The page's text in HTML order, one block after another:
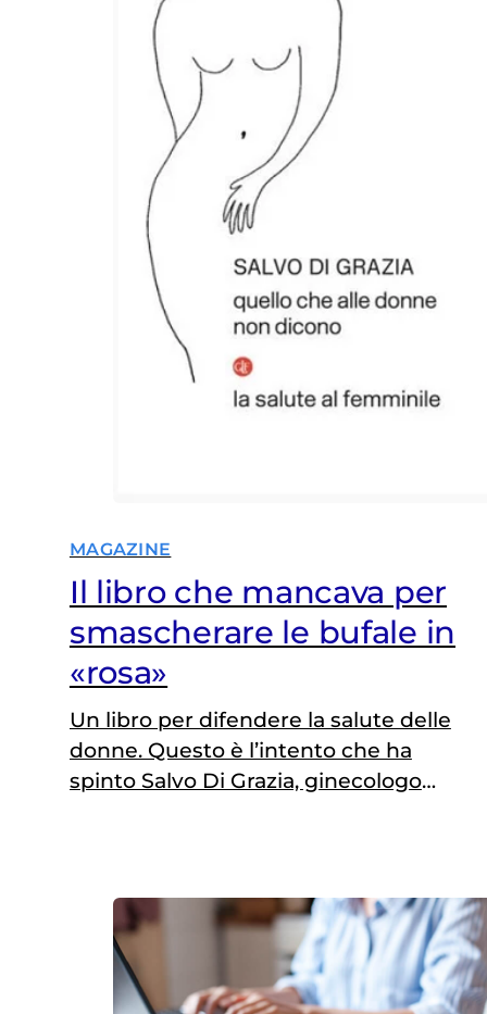
MAGAZINE
Il libro che mancava per
smascherare le bufale in
«rosa»
Un libro per difendere la salute delle
donne. Questo è l’intento che ha
spinto Salvo Di Grazia, ginecologo
Dopo i primi tre successi ottenuti
con altrettanti titoli mirati a svelare i
business che ruotano attorno alla
salute (a danno dei pazienti),…